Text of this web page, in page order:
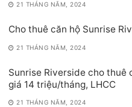
21 THÁNG NĂM, 2024
Cho thuê căn hộ Sunrise
21 THÁNG NĂM, 2024
Sunrise Riverside cho thuê
giá 14 triệu/tháng, LHCC
21 THÁNG NĂM, 2024